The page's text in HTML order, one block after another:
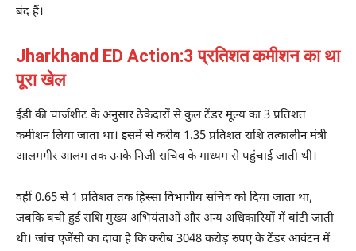
बंद हैं।
Jharkhand ED Action:3 प्रतिशत कमीशन का था
पूरा खेल
ईडी की चार्जशीट के अनुसार ठेकेदारों से कुल टेंडर मूल्य का 3 प्रतिशत
कमीशन लिया जाता था। इसमें से करीब 1.35 प्रतिशत राशि तत्कालीन मंत्री
आलमगीर आलम तक उनके निजी सचिव के माध्यम से पहुंचाई जाती थी।
वहीं 0.65 से 1 प्रतिशत तक हिस्सा विभागीय सचिव को दिया जाता था,
जबकि बची हुई राशि मुख्य अभियंताओं और अन्य अधिकारियों में बांटी जाती
थी। जांच एजेंसी का दावा है कि करीब 3048 करोड़ रुपए के टेंडर आवंटन में